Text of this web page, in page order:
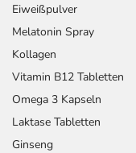
Eiweißpulver
Melatonin Spray
Kollagen
Vitamin B12 Tabletten
Omega 3 Kapseln
Laktase Tabletten
Ginseng